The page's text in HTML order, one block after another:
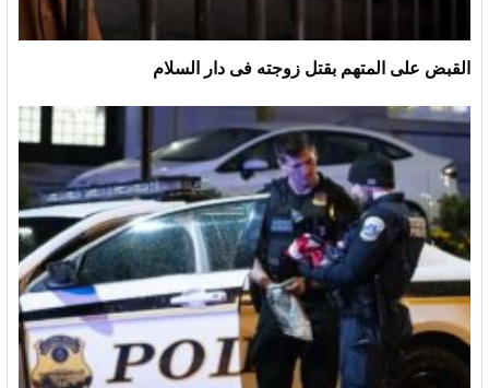
القبض على المتهم بقتل زوجته فى دار السلام